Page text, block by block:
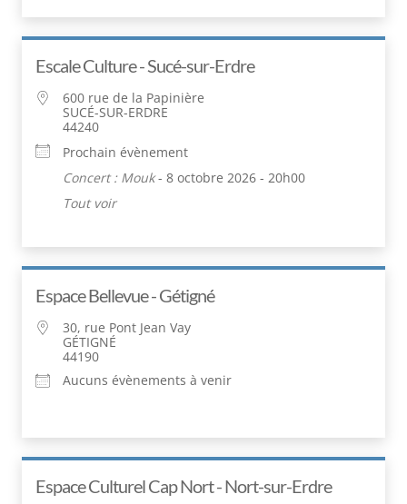
Escale Culture - Sucé-sur-Erdre
600 rue de la Papinière
SUCÉ-SUR-ERDRE
44240
Prochain évènement
Concert : Mouk- 8 octobre 2026 - 20h00
Tout voir
Espace Bellevue - Gétigné
30, rue Pont Jean Vay
GÉTIGNÉ
44190
Aucuns évènements à venir
Espace Culturel Cap Nort - Nort-sur-Erdre